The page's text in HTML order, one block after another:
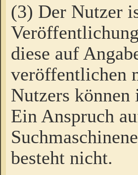
(3) Der Nutzer
diese auf
veröffentlichen
Nutzers können
Ein Anspruch
besteht nicht.